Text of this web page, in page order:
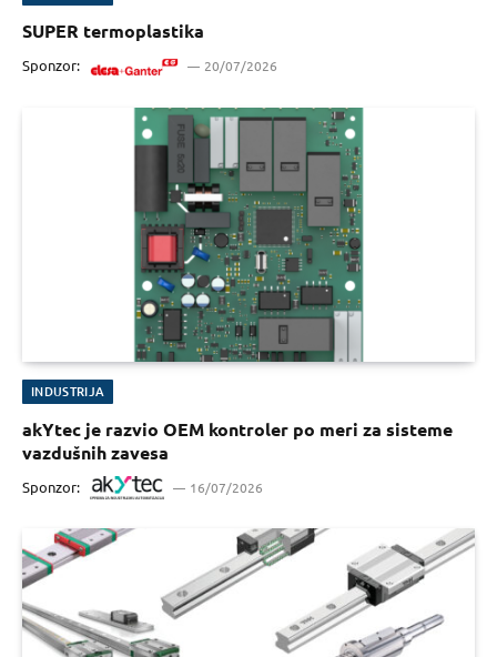
SUPER termoplastika
Sponzor: 20/07/2026
INDUSTRIJA
akYtec je razvio OEM kontroler po meri za sisteme
vazdušnih zavesa
Sponzor: 16/07/2026